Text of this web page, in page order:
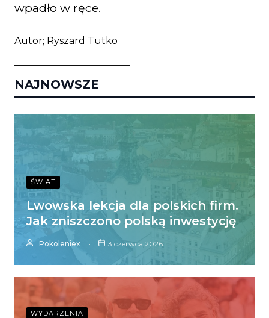
wpadło w ręce.
Autor; Ryszard Tutko
NAJNOWSZE
ŚWIAT
Lwowska lekcja dla polskich firm.
Jak zniszczono polską inwestycję
Pokoleniex 3 czerwca 2026
WYDARZENIA